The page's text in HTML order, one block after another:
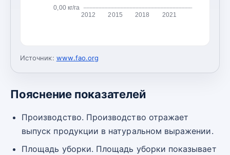
0,00 кг/га
2012 2015 2018 2021
Источник: www.fao.org
Пояснение показателей
Производство. Производство отражает
выпуск продукции в натуральном выражении.
Площадь уборки. Площадь уборки показывает